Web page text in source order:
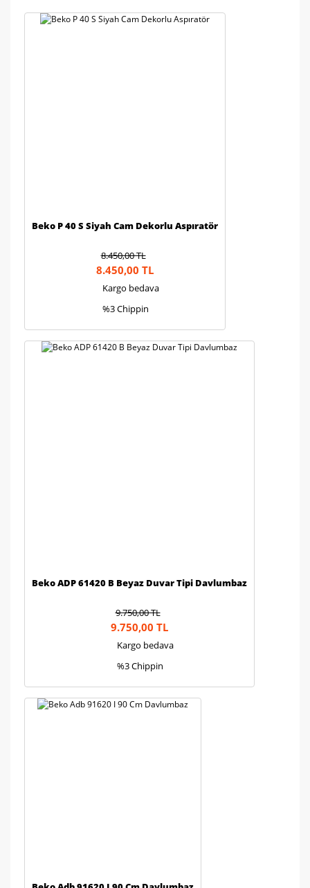
Beko P 40 S Siyah Cam Dekorlu Aspıratör
8.450,00 TL
8.450,00 TL
Kargo bedava
%3 Chippin
Beko ADP 61420 B Beyaz Duvar Tipi Davlumbaz
9.750,00 TL
9.750,00 TL
Kargo bedava
%3 Chippin